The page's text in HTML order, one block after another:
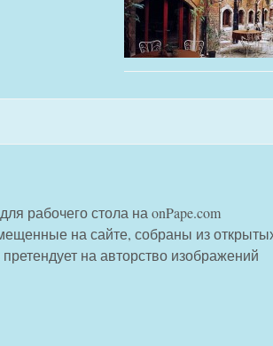
рабочего стола на onPape.com
на сайте, собраны из
на авторство изображений